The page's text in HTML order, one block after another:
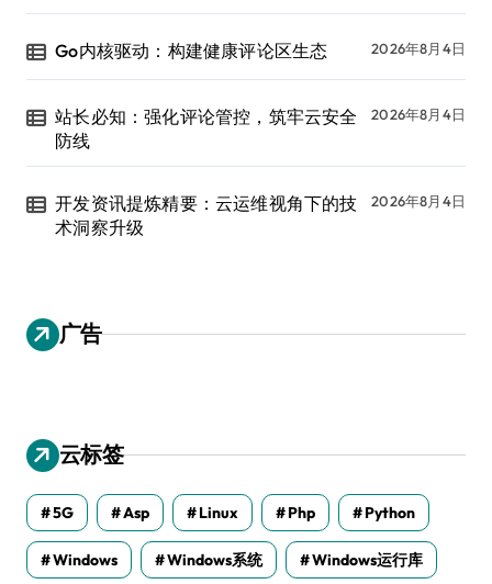
Go内核驱动：构建健康评论区生态 2026年8月4日
站长必知：强化评论管控，筑牢云安全
防线
2026年8月4日
开发资讯提炼精要：云运维视角下的技
术洞察升级
2026年8月4日
广告
云标签
5G Asp Linux Php Python
Windows Windows系统 Windows运行库